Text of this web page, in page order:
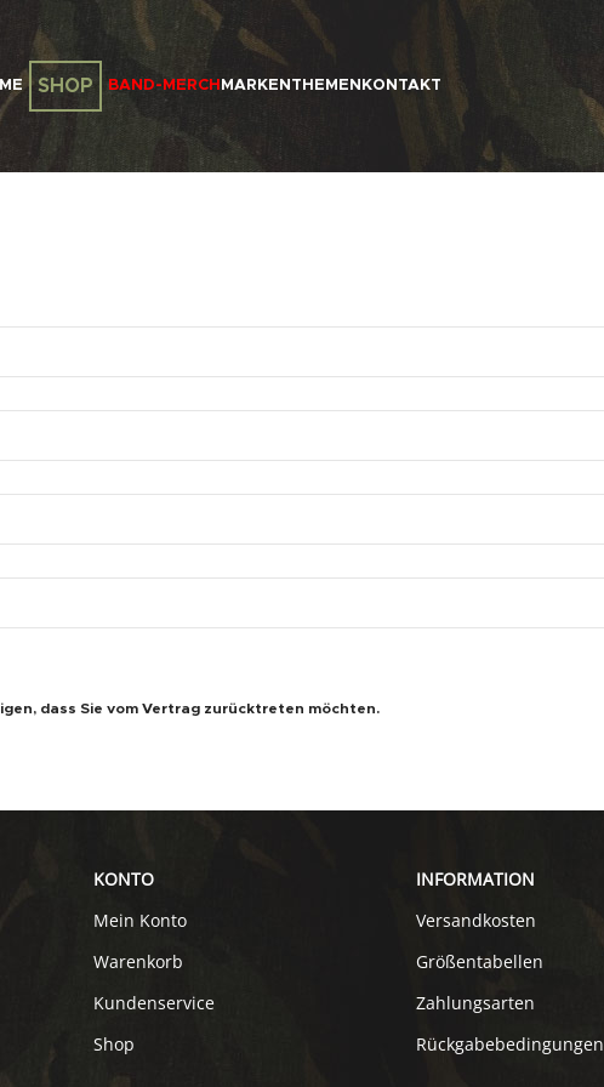
SHOP BAND-MERCH MARKEN THEMEN KONTAKT
dass Sie vom Vertrag zurücktreten möchten.
KONTO
Mein Konto
Warenkorb
Kundenservice
Shop
INFORMATION
Versandkosten
Größentabellen
Zahlungsarten
Rückgabebedingungen